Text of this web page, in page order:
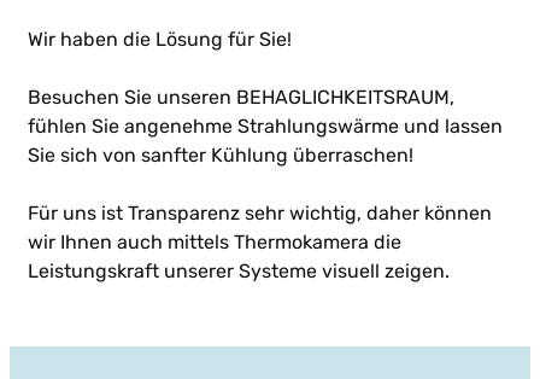
Wir haben die Lösung für Sie!
Besuchen Sie unseren BEHAGLICHKEITSRAUM,
fühlen Sie angenehme Strahlungswärme und lassen
Sie sich von sanfter Kühlung überraschen!
Für uns ist Transparenz sehr wichtig, daher können
wir Ihnen auch mittels Thermokamera die
Leistungskraft unserer Systeme visuell zeigen.